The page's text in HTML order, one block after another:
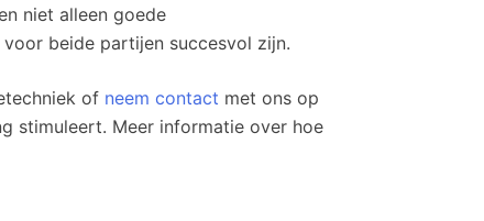
niet alleen goede
beide partijen succesvol zijn.
of neem contact met ons op
stimuleert. Meer informatie over hoe